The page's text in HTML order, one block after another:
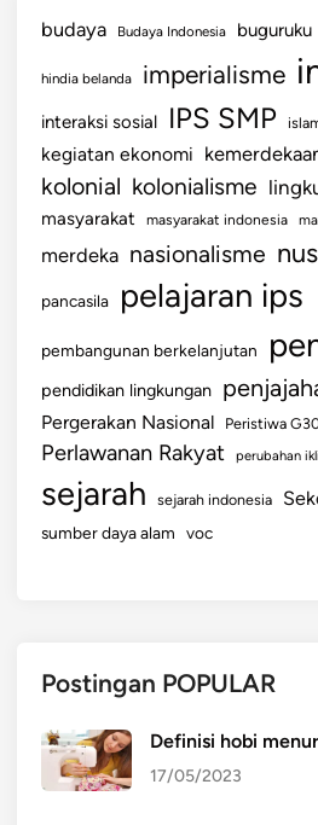
budaya Budaya Indonesia buguruku
hindia belanda imperialisme
interaksi sosial IPS SMP
kegiatan ekonomi
kolonial kolonialisme
masyarakat masyarakat indonesia
merdeka nasionalisme
pancasila pelajaran ips
pembangunan berkelanjutan
pendidikan lingkungan
Pergerakan Nasional Peristiwa
Perlawanan Rakyat perubahan
sejarah sejarah indonesia
sumber daya alam voc
Postingan POPULAR
Definisi hobi
17/05/2023